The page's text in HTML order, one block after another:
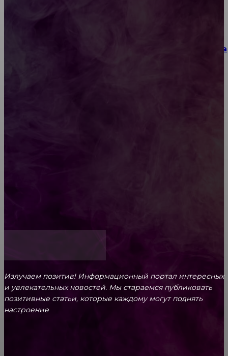
Как выбрать место для проведения корпоратива
Излучаем позитив! Информационный портал интересных
и увлекательных новоcтей. Мы стараемся публиковать
позитивные статьи, которые каждому могут поднять
настроение